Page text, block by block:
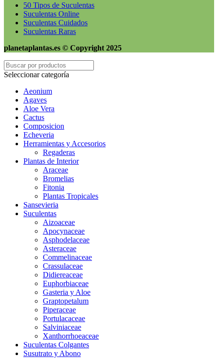
50 Tipos de Suculentas
Suculentas Online
Suculentas Cuidados
Suculentas Raras
planetaplantas.es © Copyright 2025
Seleccionar categoría
Aeonium
Agaves
Aloe Vera
Cactus
Composicion
Echeveria
Herramientas y Accesorios
Regaderas
Plantas de Interior
Araceae
Bromelias
Fitonia
Plantas Tropicales
Sansevieria
Suculentas
Aizoaceae
Apocynaceae
Asphodelaceae
Asteraceae
Commelinaceae
Crassulaceae
Didiereaceae
Euphorbiaceae
Gasteria y Aloe
Graptopetalum
Piperaceae
Portulacaceae
Salviniaceae
Xanthorrhoeaceae
Suculentas Colgantes
Susutrato y Abono